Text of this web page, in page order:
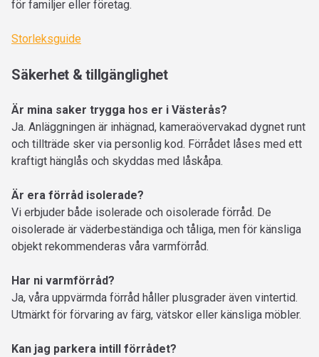
för familjer eller företag.
Storleksguide
Säkerhet & tillgänglighet
Är mina saker trygga hos er i Västerås?
Ja. Anläggningen är inhägnad, kameraövervakad dygnet runt
och tillträde sker via personlig kod. Förrådet låses med ett
kraftigt hänglås och skyddas med låskåpa.
Är era förråd isolerade?
Vi erbjuder både isolerade och oisolerade förråd. De
oisolerade är väderbeständiga och tåliga, men för känsliga
objekt rekommenderas våra varmförråd.
Har ni varmförråd?
Ja, våra uppvärmda förråd håller plusgrader även vintertid.
Utmärkt för förvaring av färg, vätskor eller känsliga möbler.
Kan jag parkera intill förrådet?